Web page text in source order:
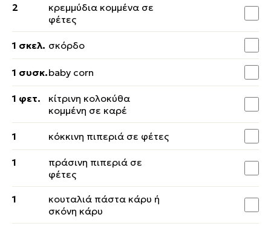
2
κρεμμύδια κομμένα σε
φέτες
1 σκελ. σκόρδο
1 συσκ.baby corn
1 φετ.
κίτρινη κολοκύθα
κομμένη σε καρέ
1 κόκκινη πιπεριά σε φέτες
1
πράσινη πιπεριά σε
φέτες
1
κουταλιά πάστα κάρυ ή
σκόνη κάρυ